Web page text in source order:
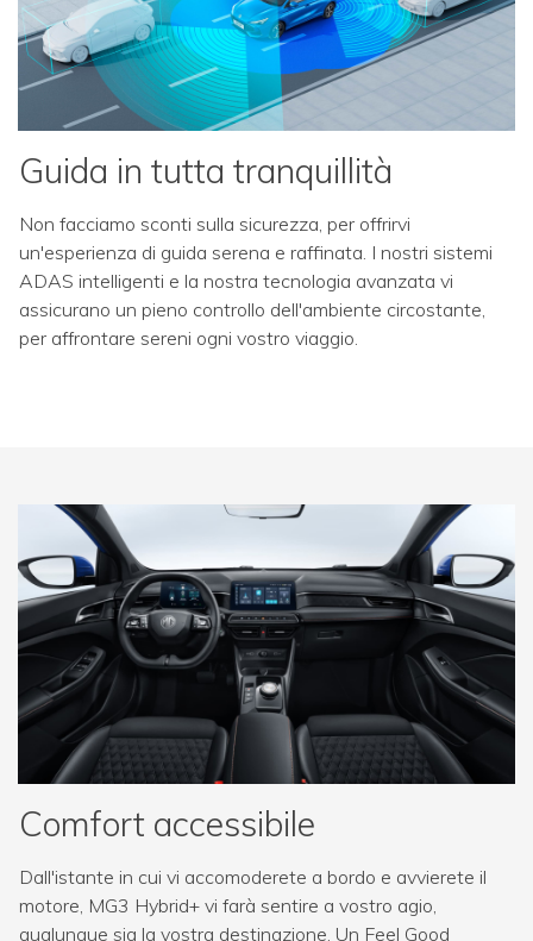
Guida in tutta tranquillità
Non facciamo sconti sulla sicurezza, per offrirvi
un'esperienza di guida serena e raffinata. I nostri sistemi
ADAS intelligenti e la nostra tecnologia avanzata vi
assicurano un pieno controllo dell'ambiente circostante,
per affrontare sereni ogni vostro viaggio.
Comfort accessibile
Dall'istante in cui vi accomoderete a bordo e avvierete il
motore, MG3 Hybrid+ vi farà sentire a vostro agio,
qualunque sia la vostra destinazione. Un Feel Good